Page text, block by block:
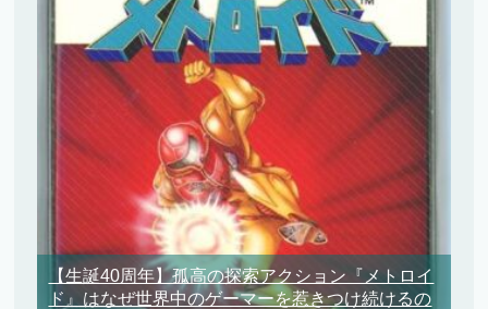
【生誕40周年】孤高の探索アクション『メトロイ
ド』はなぜ世界中のゲーマーを惹きつけ続けるの